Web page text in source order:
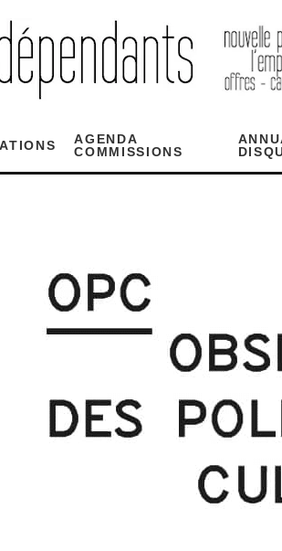
AGENDA
COMMISSIONS